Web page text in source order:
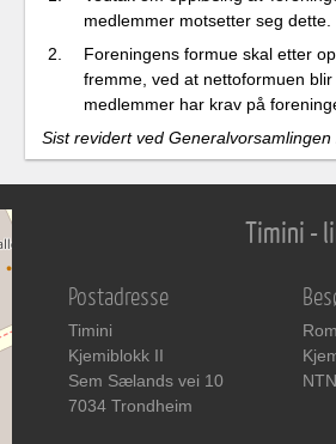
medlemmer motsetter seg dette.​
Foreningens formue skal etter
fremme, ved at nettoformuen
medlemmer har krav på
Sist revidert ved
Timini -
Postadresse
Timini
Kjemiblokk II
Sem Sælands vei 10
7034 Trondheim